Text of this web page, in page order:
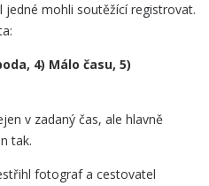
mohli soutěžící registrovat.
4) Málo času, 5)
v zadaný čas, ale hlavně
tak.
fotograf a cestovatel